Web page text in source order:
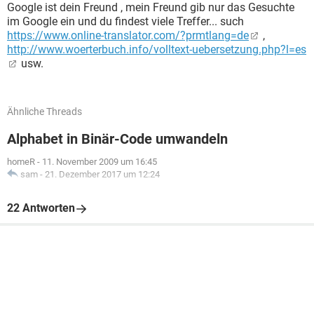
Google ist dein Freund , mein Freund gib nur das Gesuchte
im Google ein und du findest viele Treffer... such
https://www.online-translator.com/?prmtlang=de
,
http://www.woerterbuch.info/volltext-uebersetzung.php?l=es
usw.
Ähnliche Threads
Alphabet in Binär-Code umwandeln
homeR - 11. November 2009 um 16:45
sam - 21. Dezember 2017 um 12:24
22 Antworten